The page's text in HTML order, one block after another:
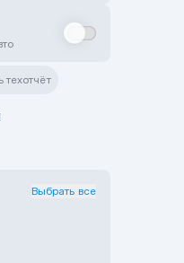
техотчёт
Выбрать все